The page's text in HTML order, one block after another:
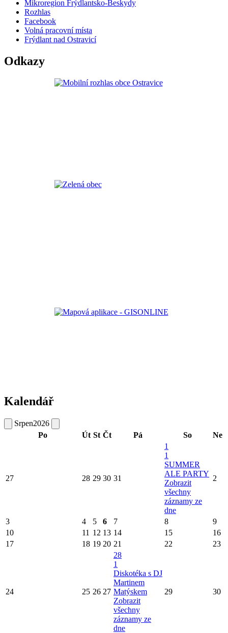
Mikroregion Frýdlantsko-Beskydy
Rozhlas
Facebook
Volná pracovní místa
Frýdlant nad Ostravicí
Odkazy
Kalendář
Srpen2026
Po
Út St Čt Pá So Ne
27 28 29 30 31
1
1
SUMMER
ALE PARTY
Zobrazit
všechny
záznamy ze
dne
2
3 4 5 6 7 8
9
10
11 12 13 14 15
16
17
18 19 20 21 22 23
24 25 26 27
28
1
Diskotéka s DJ
Martinem
Matýskem
Zobrazit
všechny
záznamy ze
dne
29 30